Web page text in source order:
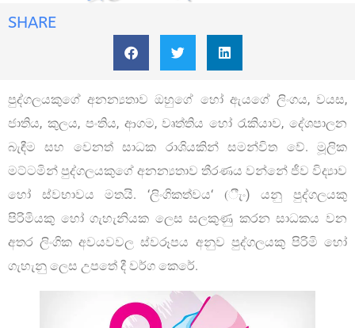
SHARE
පුද්ගලයකුගේ අනන්‍යතාව ඔහුගේ හෝ ඇයගේ ලිංගය, වයස,
ජාතිය, කුලය, පංතිය, ආගම, වෘත්තිය හෝ රැකියාව, දේශපාලන
බැඳීම සහ වෙනත් සාධක රාශියකින් සමන්විත වේ. මූලික
මට්ටමින් පුද්ගලයකුගේ අනන්‍යතාව තීරණය වන්නේ ජීව විද්‍යාව
හෝ ස්වභාවය මතයි. ‘ලිංගිකත්වය‘ (ීැං) යනු පුද්ගලයකු
පිරිමියකු හෝ ගැහැනියක ලෙස සලකුණු කරන සාධකය වන
අතර ලිංගික අවයවවල ස්වරූපය අනුව පුද්ගලයකු පිරිමි හෝ
ගැහැනු ලෙස උපතේ දී වර්ග කෙරේ.